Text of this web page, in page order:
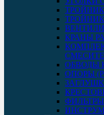
ВЕНТИЛИ
КРАНЫ
ОБВОДЫ
ОПОРЫ
ФИЛЬТРЫ